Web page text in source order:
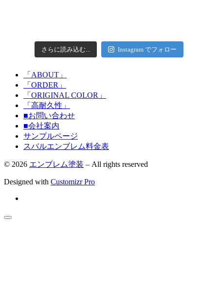
さらに読み込む... Instagram でフォロー
「ABOUT」
「ORDER」
「ORIGINAL COLOR」
「高耐久性」
■お問い合わせ
■会社案内
サンプルページ
スバルエンブレム料金表
© 2026 エンブレム塗装 – All rights reserved
Designed with Customizr Pro